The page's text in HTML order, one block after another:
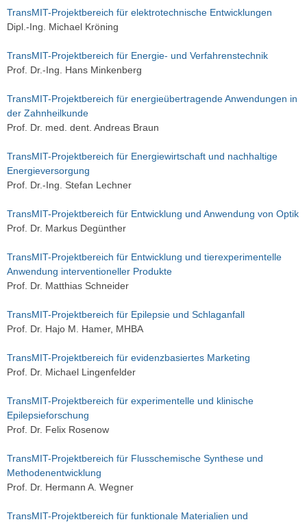
TransMIT-Projektbereich für elektrotechnische Entwicklungen
Dipl.-Ing. Michael Kröning
TransMIT-Projektbereich für Energie- und Verfahrenstechnik
Prof. Dr.-Ing. Hans Minkenberg
TransMIT-Projektbereich für energieübertragende Anwendungen in
der Zahnheilkunde
Prof. Dr. med. dent. Andreas Braun
TransMIT-Projektbereich für Energiewirtschaft und nachhaltige
Energieversorgung
Prof. Dr.-Ing. Stefan Lechner
TransMIT-Projektbereich für Entwicklung und Anwendung von Optik
Prof. Dr. Markus Degünther
TransMIT-Projektbereich für Entwicklung und tierexperimentelle
Anwendung interventioneller Produkte
Prof. Dr. Matthias Schneider
TransMIT-Projektbereich für Epilepsie und Schlaganfall
Prof. Dr. Hajo M. Hamer, MHBA
TransMIT-Projektbereich für evidenzbasiertes Marketing
Prof. Dr. Michael Lingenfelder
TransMIT-Projektbereich für experimentelle und klinische
Epilepsieforschung
Prof. Dr. Felix Rosenow
TransMIT-Projektbereich für Flusschemische Synthese und
Methodenentwicklung
Prof. Dr. Hermann A. Wegner
TransMIT-Projektbereich für funktionale Materialien und